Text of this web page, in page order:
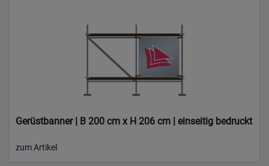
Gerüstbanner | B 200 cm x H 206 cm | einseitig bedruckt
zum Artikel